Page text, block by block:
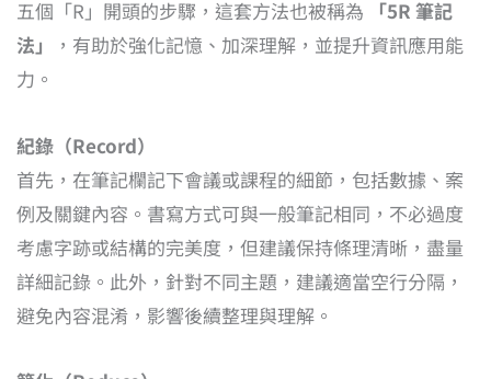
五個「R」開頭的步驟，這套方法也被稱為
「5R 筆記
法」
，有助於強化記憶、加深理解，並提升資訊應用能
力。
紀錄（Record）
首先，在筆記欄記下會議或課程的細節，包括數據、案
例及關鍵內容。書寫方式可與一般筆記相同，不必過度
考慮字跡或結構的完美度，但建議保持條理清晰，盡量
詳細記錄。此外，針對不同主題，建議適當空行分隔，
避免內容混淆，影響後續整理與理解。